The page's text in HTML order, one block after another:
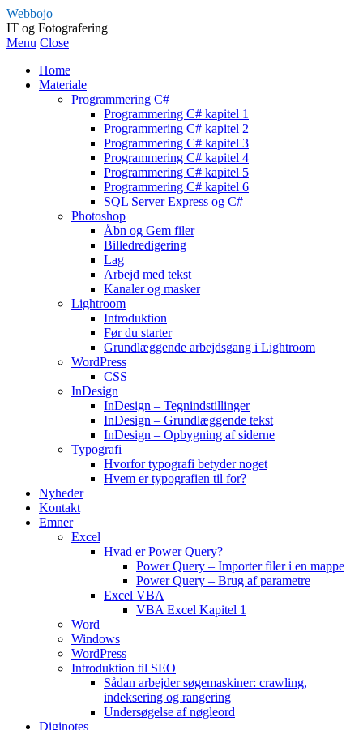
Webbojo
IT og Fotografering
Menu Close
Home
Materiale
Programmering C#
Programmering C# kapitel 1
Programmering C# kapitel 2
Programmering C# kapitel 3
Programmering C# kapitel 4
Programmering C# kapitel 5
Programmering C# kapitel 6
SQL Server Express og C#
Photoshop
Åbn og Gem filer
Billedredigering
Lag
Arbejd med tekst
Kanaler og masker
Lightroom
Introduktion
Før du starter
Grundlæggende arbejdsgang i Lightroom
WordPress
CSS
InDesign
InDesign – Tegnindstillinger
InDesign – Grundlæggende tekst
InDesign – Opbygning af siderne
Typografi
Hvorfor typografi betyder noget
Hvem er typografien til for?
Nyheder
Kontakt
Emner
Excel
Hvad er Power Query?
Power Query – Importer filer i en mappe
Power Query – Brug af parametre
Excel VBA
VBA Excel Kapitel 1
Word
Windows
WordPress
Introduktion til SEO
Sådan arbejder søgemaskiner: crawling,
indeksering og rangering
Undersøgelse af nøgleord
Diginotes